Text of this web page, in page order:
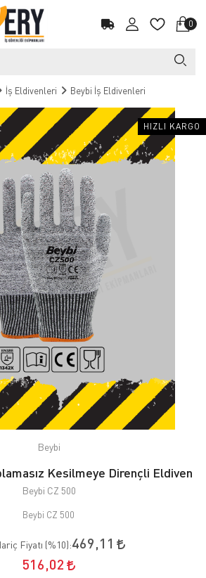
0
İş Eldivenleri Beybi İş Eldivenleri
HIZLI KARGO
Beybi
Kesilmeye Dirençli Eldiven
Beybi CZ 500
Beybi CZ 500
Fiyatı (%10):469,11
516,02